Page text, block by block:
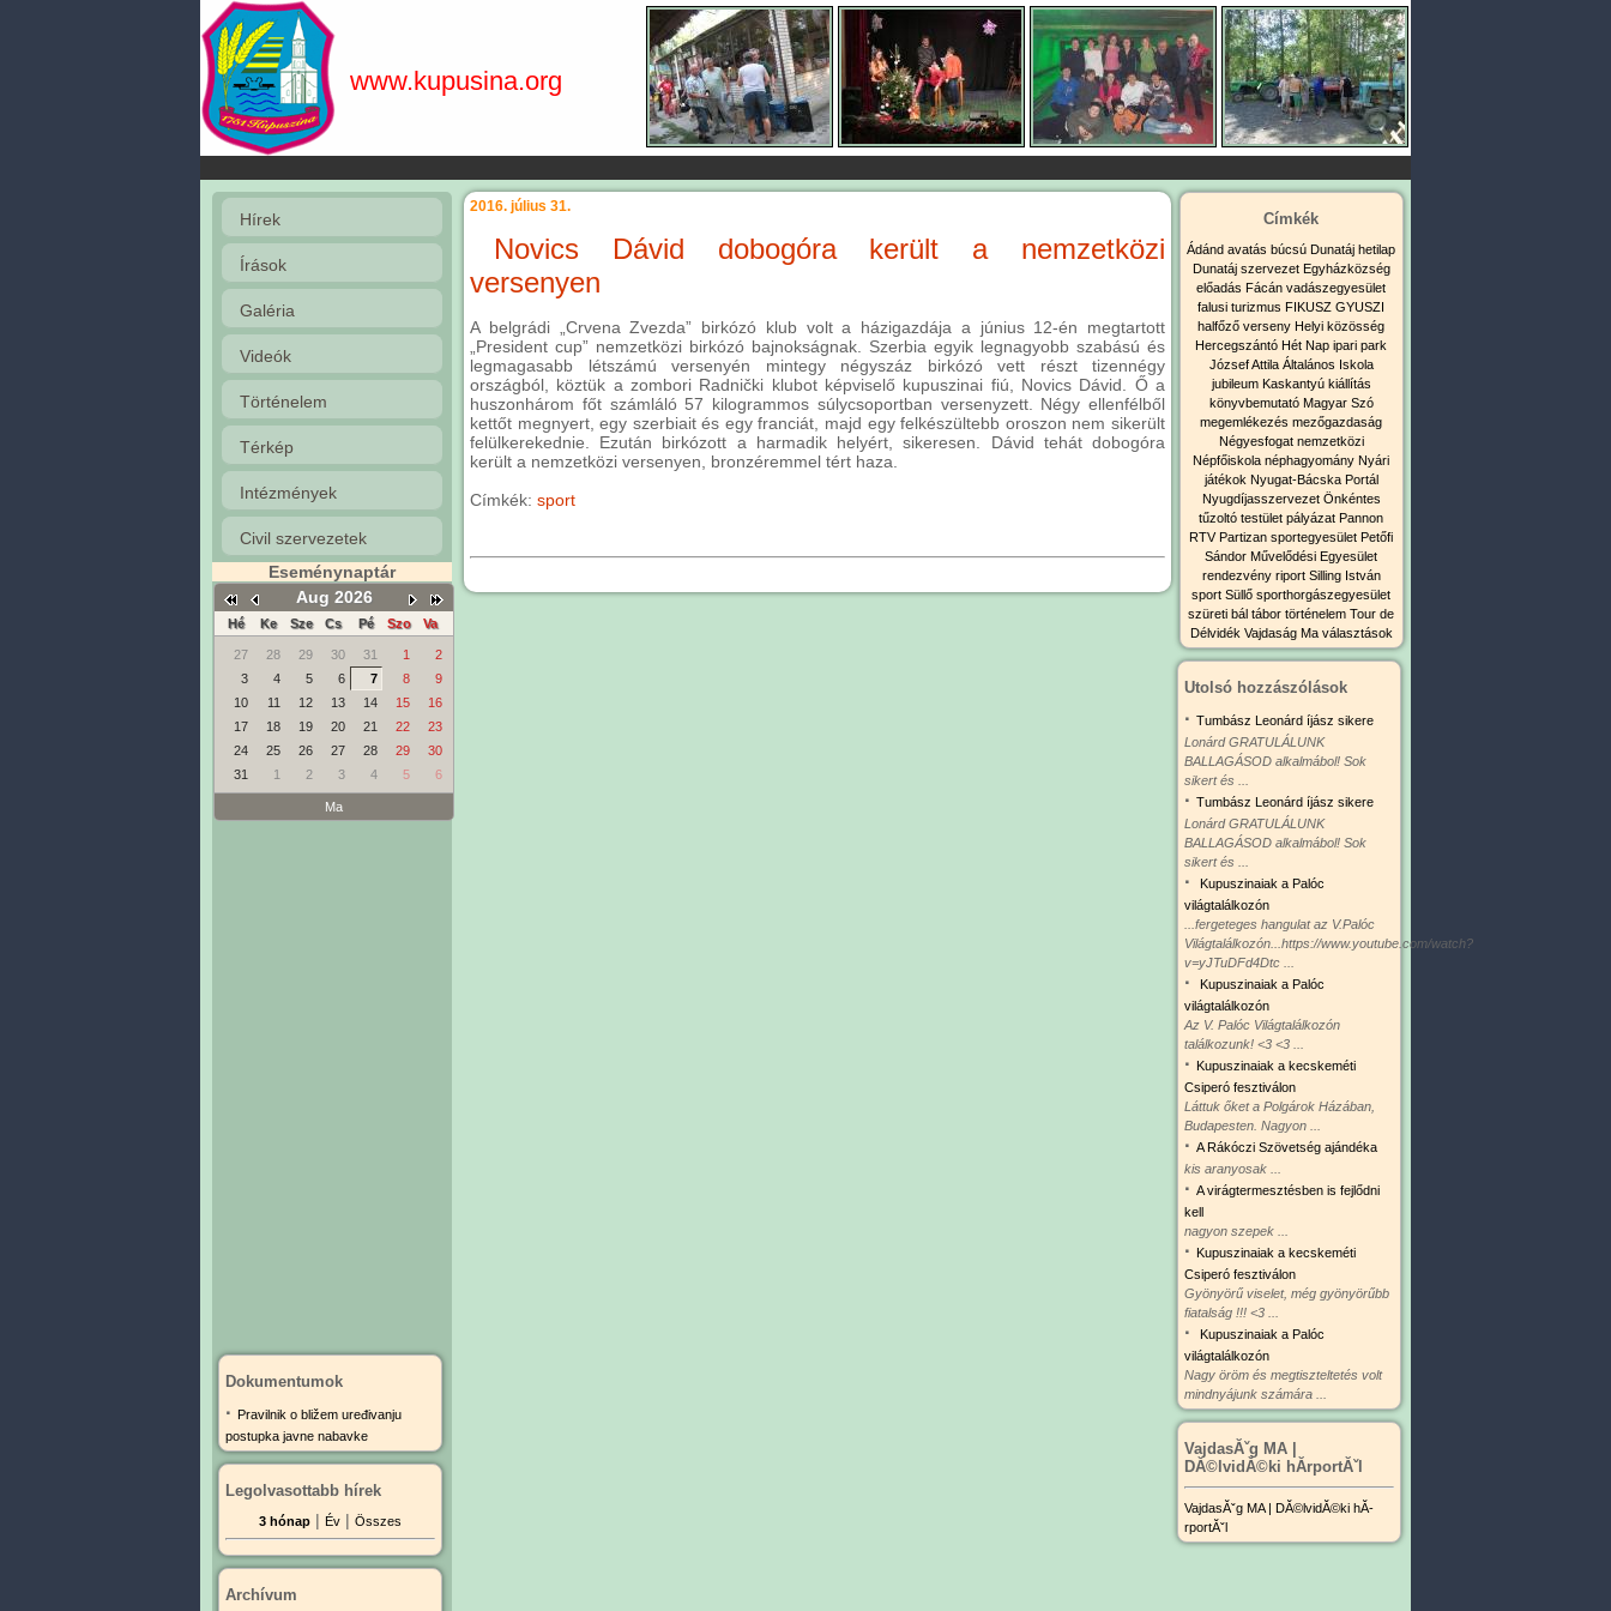
www.kupusina.org
Hírek
Írások
Galéria
Videók
Történelem
Térkép
Intézmények
Civil szervezetek
Eseménynaptár
Aug 2026
Hé Ke Sze Cs Pé Szo Va
27 28 29 30 31 1
2
3
4 5 6 7 8
9
10
11 12 13 14 15
16
17
18 19 20 21 22
23
24
25 26 27 28 29
30
31
1 2 3 4 5 6
Ma
Dokumentumok
· Pravilnik o bližem uređivanju
postupka javne nabavke
Legolvasottabb hírek
3 hónap | Év | Összes
Archívum
2016. július 31.
Novics Dávid dobogóra került a nemzetközi
versenyen
A belgrádi „Crvena Zvezda” birkózó klub volt a házigazdája a június 12-én megtartott
„President cup” nemzetközi birkózó bajnokságnak. Szerbia egyik legnagyobb szabású és
legmagasabb létszámú versenyén mintegy négyszáz birkózó vett részt tizennégy
országból, köztük a zombori Radnički klubot képviselő kupuszinai fiú, Novics Dávid. Ő a
huszonhárom főt számláló 57 kilogrammos súlycsoportban versenyzett. Négy ellenfélből
kettőt megnyert, egy szerbiait és egy franciát, majd egy felkészültebb oroszon nem sikerült
felülkerekednie. Ezután birkózott a harmadik helyért, sikeresen. Dávid tehát dobogóra
került a nemzetközi versenyen, bronzéremmel tért haza.
Címkék: sport
Címkék
Ádánd avatás búcsú Dunatáj hetilap
Dunatáj szervezet Egyházközség
előadás Fácán vadászegyesület
falusi turizmus FIKUSZ GYUSZI
halfőző verseny Helyi közösség
Hercegszántó Hét Nap ipari park
József Attila Általános Iskola
jubileum Kaskantyú kiállítás
könyvbemutató Magyar Szó
megemlékezés mezőgazdaság
Négyesfogat nemzetközi
Népfőiskola néphagyomány Nyári
játékok Nyugat-Bácska Portál
Nyugdíjasszervezet Önkéntes
tűzoltó testület pályázat Pannon
RTVPartizan sportegyesület Petőfi
Sándor Művelődési Egyesület
rendezvény riport Silling István
sport Süllő sporthorgászegyesület
szüreti bál tábor történelem Tour de
Délvidék Vajdaság Ma választások
Utolsó hozzászólások
· Tumbász Leonárd íjász sikere
Lonárd GRATULÁLUNK
BALLAGÁSOD alkalmábol! Sok
sikert és ...
· Tumbász Leonárd íjász sikere
Lonárd GRATULÁLUNK
BALLAGÁSOD alkalmábol! Sok
sikert és ...
·
Kupuszinaiak a Palóc
világtalálkozón
...fergeteges hangulat az V.Palóc
Világtalálkozón...https://www.youtube.com/watch?
v=yJTuDFd4Dtc ...
·
Kupuszinaiak a Palóc
világtalálkozón
Az V. Palóc Világtalálkozón
találkozunk! <3 <3 ...
· Kupuszinaiak a kecskeméti
Csiperó fesztiválon
Láttuk őket a Polgárok Házában,
Budapesten. Nagyon ...
· A Rákóczi Szövetség ajándéka
kis aranyosak ...
· A virágtermesztésben is fejlődni
kell
nagyon szepek ...
· Kupuszinaiak a kecskeméti
Csiperó fesztiválon
Gyönyörű viselet, még gyönyörűbb
fiatalság !!! <3 ...
·
Kupuszinaiak a Palóc
világtalálkozón
Nagy öröm és megtiszteltetés volt
mindnyájunk számára ...
VajdasĂˇg MA |
DĂ©lvidĂ©ki hĂ­rportĂˇl
VajdasĂˇg MA | DĂ©lvidĂ©ki hĂ­
rportĂˇl